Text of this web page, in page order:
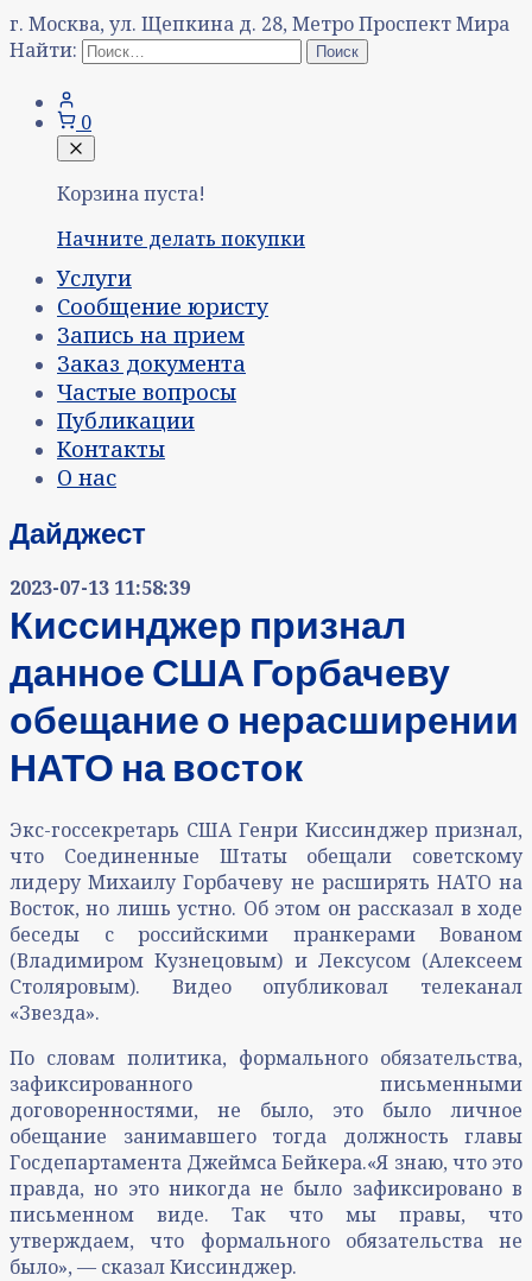
г. Москва, ул. Щепкина д. 28, Метро Проспект Мира
Найти:
0
Корзина пуста!
Начните делать покупки
Услуги
Сообщение юристу
Запись на прием
Заказ документа
Частые вопросы
Публикации
Контакты
О нас
Дайджест
2023-07-13 11:58:39
Киссинджер признал
данное США Горбачеву
обещание о нерасширении
НАТО на восток
Экс-госсекретарь США Генри Киссинджер признал,
что Соединенные Штаты обещали советскому
лидеру Михаилу Горбачеву не расширять НАТО на
Восток, но лишь устно. Об этом он рассказал в ходе
беседы с российскими пранкерами Вованом
(Владимиром Кузнецовым) и Лексусом (Алексеем
Столяровым). Видео опубликовал телеканал
«Звезда».
По словам политика, формального обязательства,
зафиксированного письменными
договоренностями, не было, это было личное
обещание занимавшего тогда должность главы
Госдепартамента Джеймса Бейкера.«Я знаю, что это
правда, но это никогда не было зафиксировано в
письменном виде. Так что мы правы, что
утверждаем, что формального обязательства не
было», — сказал Киссинджер.